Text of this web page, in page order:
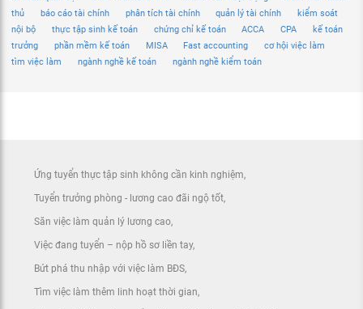
thủ
báo cáo tài chính phân tích tài chính quản lý tài chính
kiểm soát
nội bộ
thực tập sinh kế toán chứng chỉ kế toán ACCA CPA
kế toán
trưởng
phần mềm kế toán MISA Fast accounting
cơ hội việc làm
tìm việc làm
ngành nghề kế toán ngành nghề kiểm toán
Ứng tuyển thực tập sinh không cần kinh nghiệm
Tuyển trưởng phòng - lương cao đãi ngộ tốt
Săn việc làm quản lý lương cao
Việc đang tuyển – nộp hồ sơ liền tay
Bứt phá thu nhập với việc làm BĐS
Tìm việc làm thêm linh hoạt thời gian